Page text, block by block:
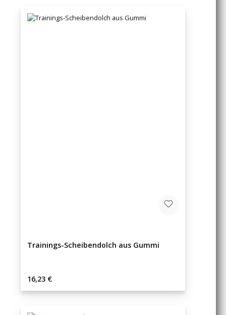
Trainings-Scheibendolch aus Gummi
Regulärer Preis:
16,23 €